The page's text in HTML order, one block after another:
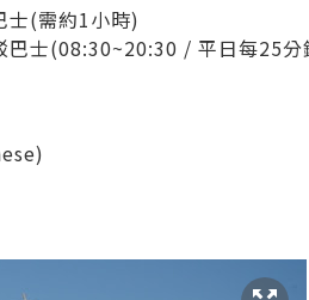
士(需約1小時)
士(08:30~20:30 / 平日每25